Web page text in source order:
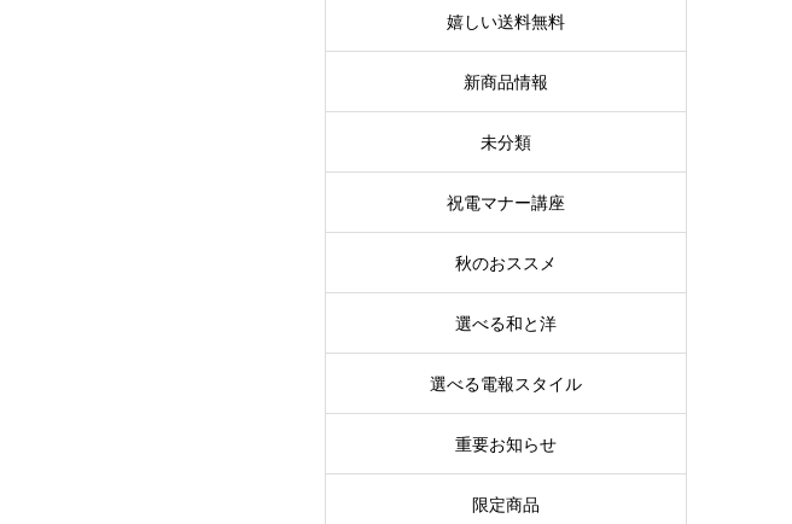
嬉しい送料無料
新商品情報
未分類
祝電マナー講座
秋のおススメ
選べる和と洋
選べる電報スタイル
重要お知らせ
限定商品